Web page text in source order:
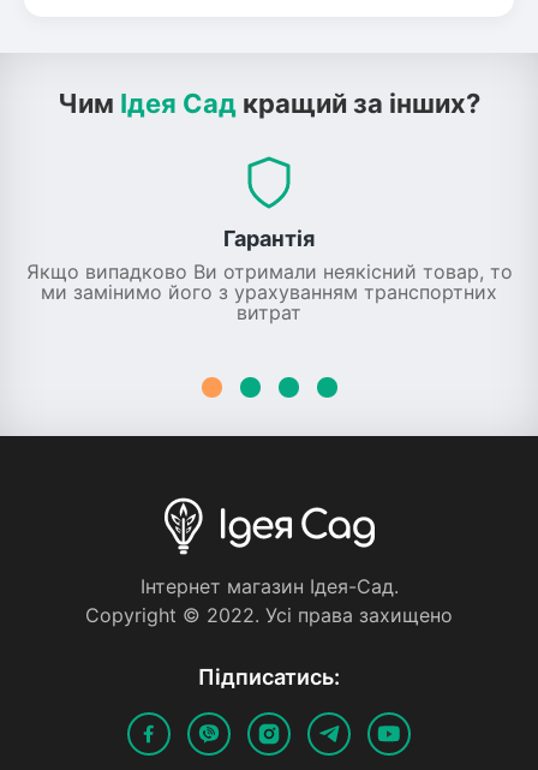
Чим Ідея Сад кращий за інших?
Гарантія
Якщо випадково Ви отримали неякісний товар, то
ми замінимо його з урахуванням транспортних
витрат
Iнтернет магазин Iдея-Сад.
Copyright © 2022. Усi права захищено
Пiдписатись: